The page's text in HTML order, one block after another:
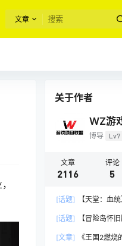
文章
关于作者
WZ游
博导 Lv7
文章
2116
评论
5
[话题]
【天堂：血
[话题]
【冒险岛怀
[文章]
《王国2燃烧